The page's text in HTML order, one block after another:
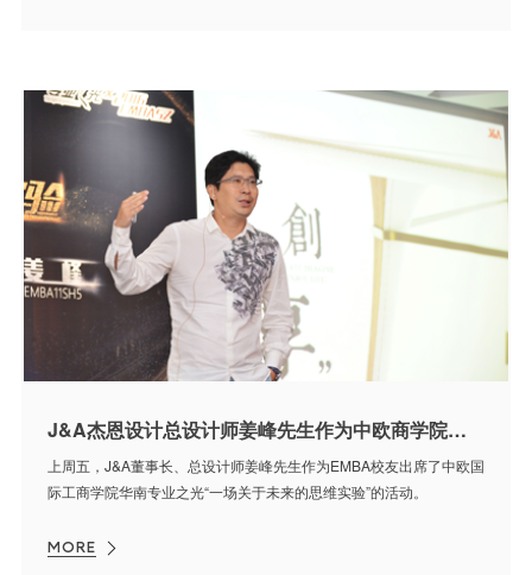
J&A杰恩设计总设计师姜峰先生作为中欧商学院演讲嘉宾畅谈家具设计新前沿
上周五，J&A董事长、总设计师姜峰先生作为EMBA校友出席了中欧国
际工商学院华南专业之光“一场关于未来的思维实验”的活动。
MORE